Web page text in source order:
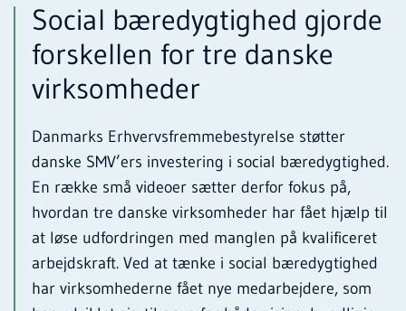
Social bæredygtighed gjorde
forskellen for tre danske
virksomheder
Danmarks Erhvervsfremmebestyrelse støtter
danske SMV’ers investering i social bæredygtighed.
En række små videoer sætter derfor fokus på,
hvordan tre danske virksomheder har fået hjælp til
at løse udfordringen med manglen på kvalificeret
arbejdskraft. Ved at tænke i social bæredygtighed
har virksomhederne fået nye medarbejdere, som